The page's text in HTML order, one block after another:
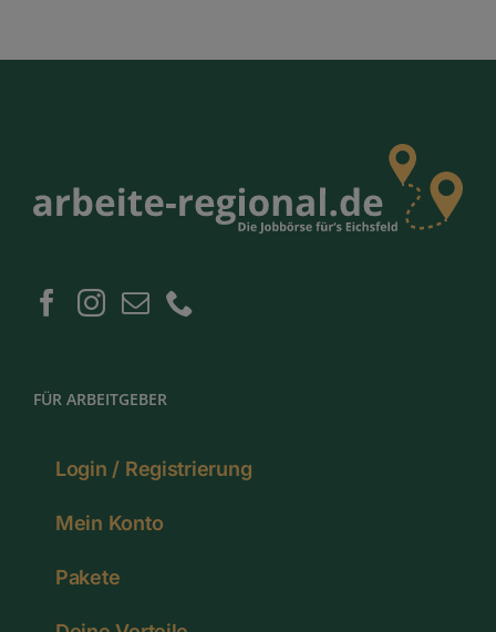
FÜR ARBEITGEBER
Login / Registrierung
Mein Konto
Pakete